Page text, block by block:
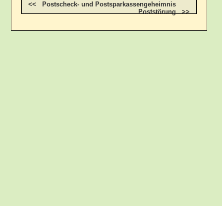
<< Postscheck- und Postsparkassengeheimnis
Poststörung >>